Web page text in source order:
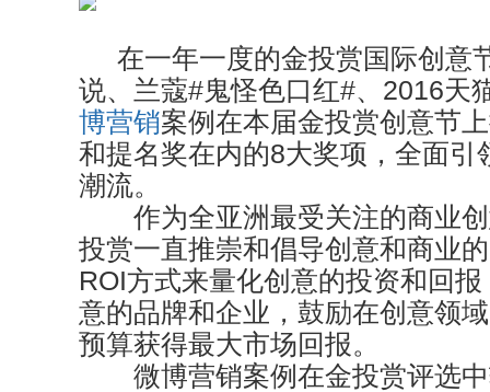
在一年一度的金投赏国际创意
说、兰蔻#鬼怪色口红#、2016天
博营销案例在本届金投赏创意节
和提名奖在内的8大奖项，全面引
潮流。
作为全亚洲最受关注的商业创
投赏一直推崇和倡导创意和商业
ROI方式来量化创意的投资和回
意的品牌和企业，鼓励在创意领
预算获得最大市场回报。
微博营销案例在金投赏评选中